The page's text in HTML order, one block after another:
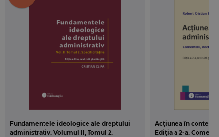
de specialitate, dreptul administrativ ar putea
deveni o disciplina cel putin la fel de atractiva ca si
altele cuprinse in planurile de invatamant si care
cuceresc ceva mai usor simpatia auditorilor.
Fundamentele ideologice ale dreptului
administrativ. Volumul II, Tomul 2.
Acțiunea în
Ediția a 2-a.